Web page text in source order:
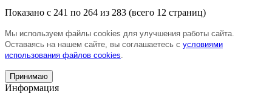
Показано с 241 по 264 из 283 (всего 12 страниц)
Мы используем файлы cookies для улучшения работы сайта.
Оставаясь на нашем сайте, вы соглашаетесь с условиями
использования файлов cookies
Принимаю
Информация